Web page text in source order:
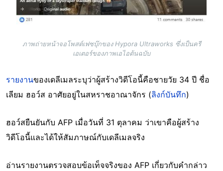
ภาพถ่ายหน้าจอโพสต์เฟซบุ๊กของ Hypora Ultraworks ซึ่งเป็นครี
เอเตอร์ของภาพเอไอต้นฉบับ
รายงานของเดลีเมลระบุว่าผู้สร้างวิดีโอนี้คือชายวัย 34 ปี ชื่อ
เลียม ฮอว์ส อาศัยอยู่ในสหราชอาณาจักร (ลิงก์บันทึก)
ฮอว์สยืนยันกับ AFP เมื่อวันที่ 31 ตุลาคม ว่าเขาคือผู้สร้าง
วิดีโอนี้และได้ให้สัมภาษณ์กับเดลีเมลจริง
อ่านรายงานตรวจสอบข้อเท็จจริงของ AFP เกี่ยวกับคำกล่าว